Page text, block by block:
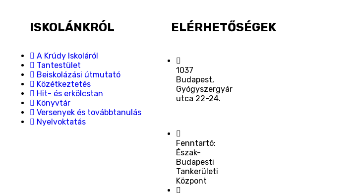
ISKOLÁNKRÓL
A Krúdy Iskoláról
Tantestület
Beiskolázási útmutató
Közétkeztetés
Hit- és erkölcstan
Könyvtár
Versenyek és továbbtanulás
Nyelvoktatás
ELÉRHETŐSÉGEK
1037
Budapest,
Gyógyszergyár
utca 22-24.
Fenntartó:
Észak-
Budapesti
Tankerületi
Központ